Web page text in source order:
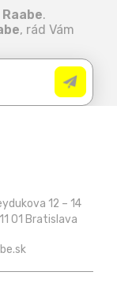
.
, rád Vám
12 – 14
01 Bratislava